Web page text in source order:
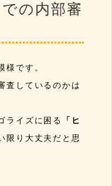
の内部審
です。
査しているのかは
ライズに困る 「ヒ
限り大丈夫だと思